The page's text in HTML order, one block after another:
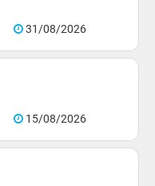
31/08/2026
15/08/2026